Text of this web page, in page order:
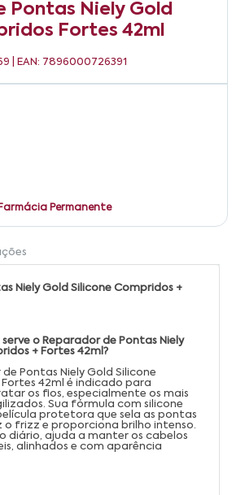
Pontas Niely Gold
Fortes 42ml
| EAN: 7896000726391
Farmácia Permanente
Niely Gold Silicone Compridos +
o Reparador de Pontas Niely
+ Fortes 42ml?
Pontas Niely Gold Silicone
42ml é indicado para
os fios, especialmente os mais
Sua fórmula com silicone
protetora que sela as pontas
o frizz e proporciona brilho intenso.
diário, ajuda a manter os cabelos
alinhados e com aparência